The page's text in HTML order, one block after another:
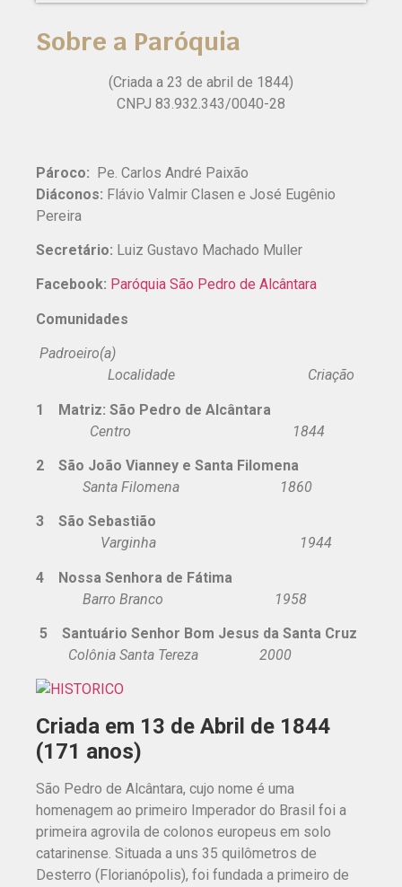
Sobre a Paróquia
(Criada a 23 de abril de 1844)
CNPJ 83.932.343/0040-28
Pároco: Pe. Carlos André Paixão
Diáconos: Flávio Valmir Clasen e José Eugênio
Pereira
Secretário: Luiz Gustavo Machado Muller
Facebook: Paróquia São Pedro de Alcântara
Comunidades
Padroeiro(a)
Localidade Criação
1 Matriz: São Pedro de Alcântara
Centro 1844
2 São João Vianney e Santa Filomena
Santa Filomena 1860
3 São Sebastião
Varginha 1944
4 Nossa Senhora de Fátima
Barro Branco 1958
5 Santuário Senhor Bom Jesus da Santa Cruz
Colônia Santa Tereza 2000
Criada em 13 de Abril de 1844
(171 anos)
São Pedro de Alcântara, cujo nome é uma
homenagem ao primeiro Imperador do Brasil foi a
primeira agrovila de colonos europeus em solo
catarinense. Situada a uns 35 quilômetros de
Desterro (Florianópolis), foi fundada a primeiro de